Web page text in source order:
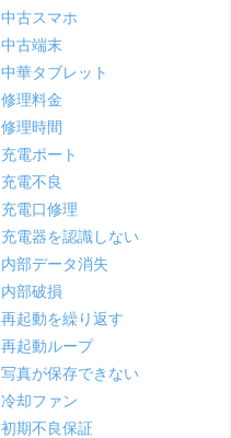
中古スマホ
中古端末
中華タブレット
修理料金
修理時間
充電ポート
充電不良
充電口修理
充電器を認識しない
内部データ消失
内部破損
再起動を繰り返す
再起動ループ
写真が保存できない
冷却ファン
初期不良保証